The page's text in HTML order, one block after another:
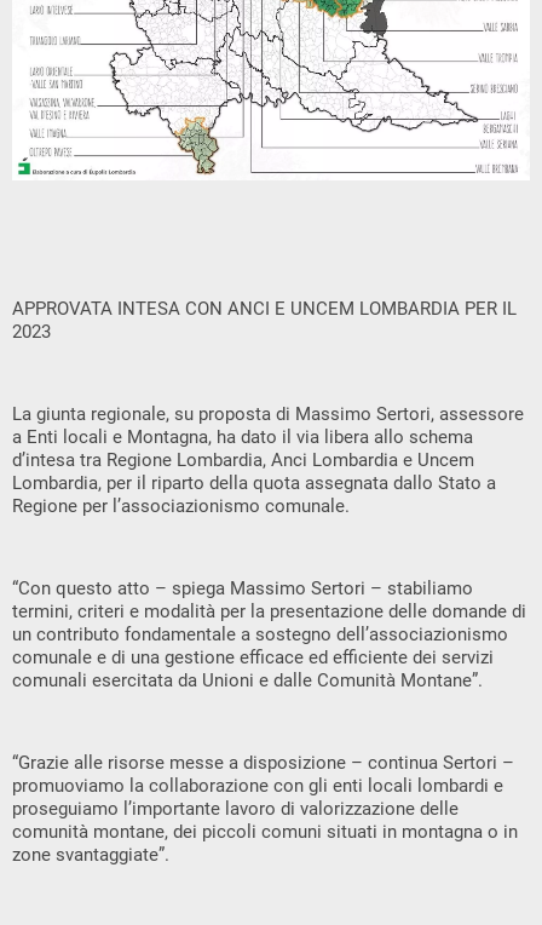
APPROVATA INTESA CON ANCI E UNCEM LOMBARDIA PER IL
2023
La giunta regionale, su proposta di Massimo Sertori, assessore
a Enti locali e Montagna, ha dato il via libera allo schema
d’intesa tra Regione Lombardia, Anci Lombardia e Uncem
Lombardia, per il riparto della quota assegnata dallo Stato a
Regione per l’associazionismo comunale.
“Con questo atto – spiega Massimo Sertori – stabiliamo
termini, criteri e modalità per la presentazione delle domande di
un contributo fondamentale a sostegno dell’associazionismo
comunale e di una gestione efficace ed efficiente dei servizi
comunali esercitata da Unioni e dalle Comunità Montane”.
“Grazie alle risorse messe a disposizione – continua Sertori –
promuoviamo la collaborazione con gli enti locali lombardi e
proseguiamo l’importante lavoro di valorizzazione delle
comunità montane, dei piccoli comuni situati in montagna o in
zone svantaggiate”.